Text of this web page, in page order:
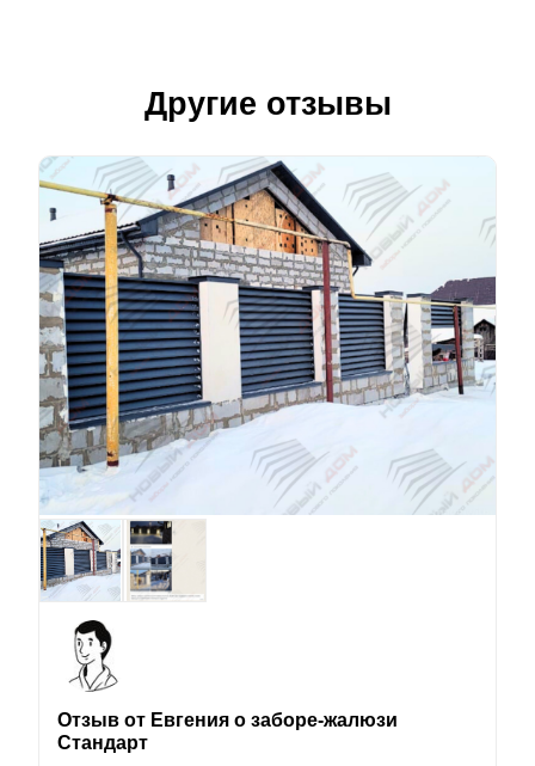
Другие отзывы
Отзыв от Евгения о заборе-жалюзи
Стандарт